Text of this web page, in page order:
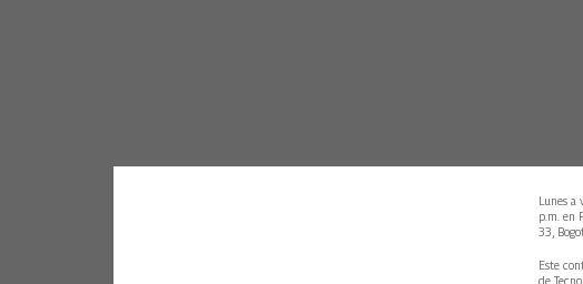
Lunes a
p.m. en
33,
Este
de